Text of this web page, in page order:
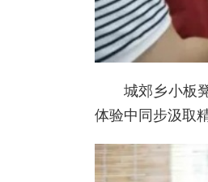
城郊乡小板
体验中同步汲取